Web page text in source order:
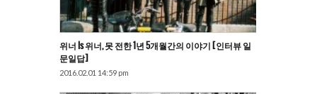
위너 Is 위너, 못 전한 1년 5개월간의 이야기 [인터뷰 일
문일답]
2016.02.01 14:59 pm